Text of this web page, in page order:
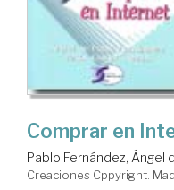
Comprar en
Pablo Fernández, Ángel
Creaciones Cppyright.